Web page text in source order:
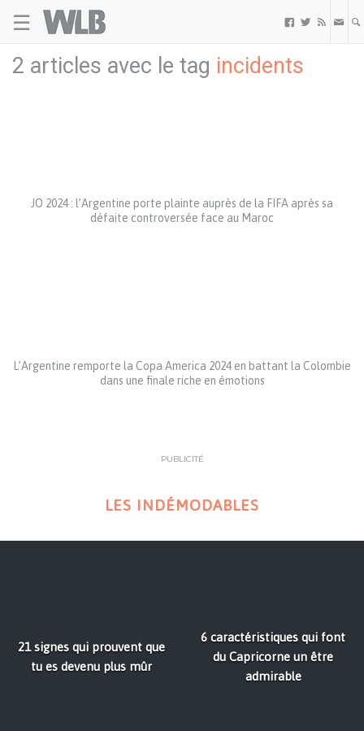
☰   
2 articles avec le tag incidents
JO 2024 : l’Argentine porte plainte auprès de la FIFA après sa
défaite controversée face au Maroc
L’Argentine remporte la Copa America 2024 en battant la Colombie
dans une finale riche en émotions
PUBLICITÉ
LES INDÉMODABLES
21 signes qui prouvent que
tu es devenu plus mûr
6 caractéristiques qui font
du Capricorne un être
admirable